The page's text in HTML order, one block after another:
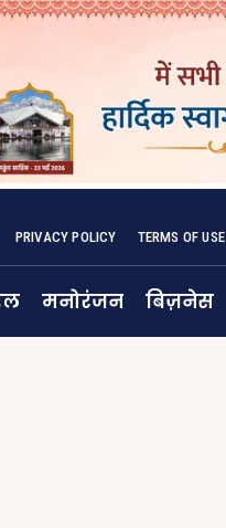
PRIVACY POLICY TERMS OF USE
मनोरंजन बिज़नेस